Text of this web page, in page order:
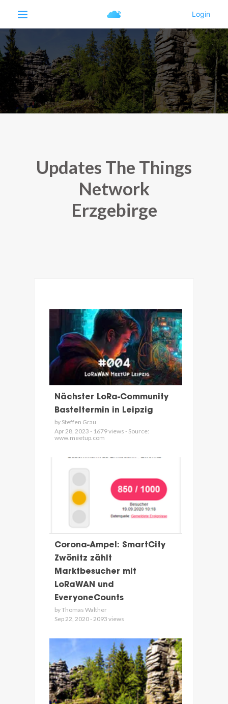
Updates The Things
Network
Erzgebirge
Nächster LoRa-Community
Basteltermin in Leipzig
by Steffen Grau
Apr 28, 2023 - 1679 views - Source:
www.meetup.com
Corona-Ampel: SmartCity
Zwönitz zählt
Marktbesucher mit
LoRaWAN und
EveryoneCounts
by Thomas Walther
Sep 22, 2020 - 2093 views